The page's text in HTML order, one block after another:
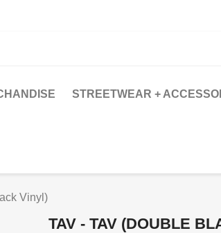
STREETWEAR +
Vinyl)
TAV - TAV (DOUBLE